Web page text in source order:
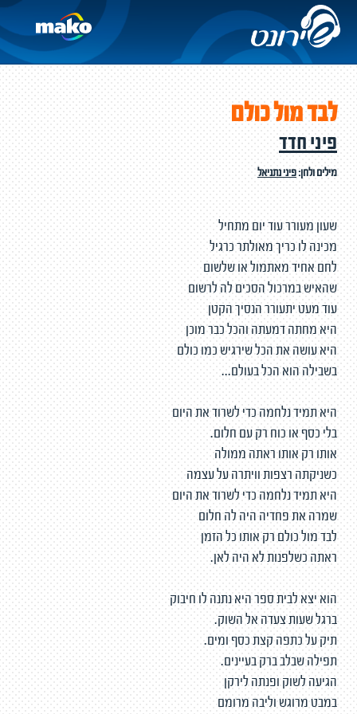
לבד מול כולם
פיני חדד
מילים ולחן:פיני נתניאל
שעון מעורר עוד יום מתחיל
מכינה לו כריך מאולתר כרגיל
לחם אחיד מאתמול או שלשום
שהאיש במרכול הסכים לה לרשום
עוד מעט יתעורר הנסיך הקטן
היא מחתה דמעתה והכל כבר מוכן
היא עושה את הכל שירגיש כמו כולם
בשבילה הוא הכל בעולם...
היא תמיד נלחמה כדי לשרוד את היום
בלי כסף או כוח רק עם חלום.
אותו רק אותו ראתה ממולה
כשניקתה רצפות וויתרה על עצמה
היא תמיד נלחמה כדי לשרוד את היום
שמרה את פחדיה היה לה חלום
לבד מול כולם רק אותו כל הזמן
ראתה כשלפנות לא היה לאן.
הוא יצא לבית ספר היא נתנה לו חיבוק
ברגל שעות צעדה אל השוק.
תיק על כתפה קצת כסף ומים.
תפילה שבלב ברק בעיינים.
הגיעה לשוק ופנתה לירקן
במבט מרוגש וליבה מרומם